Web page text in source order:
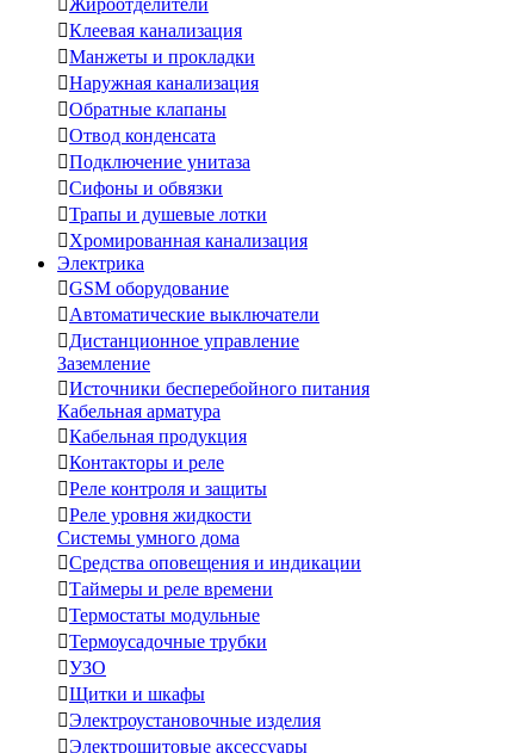
Жироотделители
Клеевая канализация
Манжеты и прокладки
Наружная канализация
Обратные клапаны
Отвод конденсата
Подключение унитаза
Сифоны и обвязки
Трапы и душевые лотки
Хромированная канализация
Электрика
GSM оборудование
Автоматические выключатели
Дистанционное управление
Заземление
Источники бесперебойного питания
Кабельная арматура
Кабельная продукция
Контакторы и реле
Реле контроля и защиты
Реле уровня жидкости
Системы умного дома
Средства оповещения и индикации
Таймеры и реле времени
Термостаты модульные
Термоусадочные трубки
УЗО
Щитки и шкафы
Электроустановочные изделия
Электрощитовые аксессуары